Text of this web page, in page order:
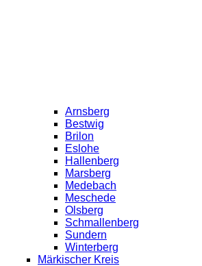
Arnsberg
Bestwig
Brilon
Eslohe
Hallenberg
Marsberg
Medebach
Meschede
Olsberg
Schmallenberg
Sundern
Winterberg
Märkischer Kreis